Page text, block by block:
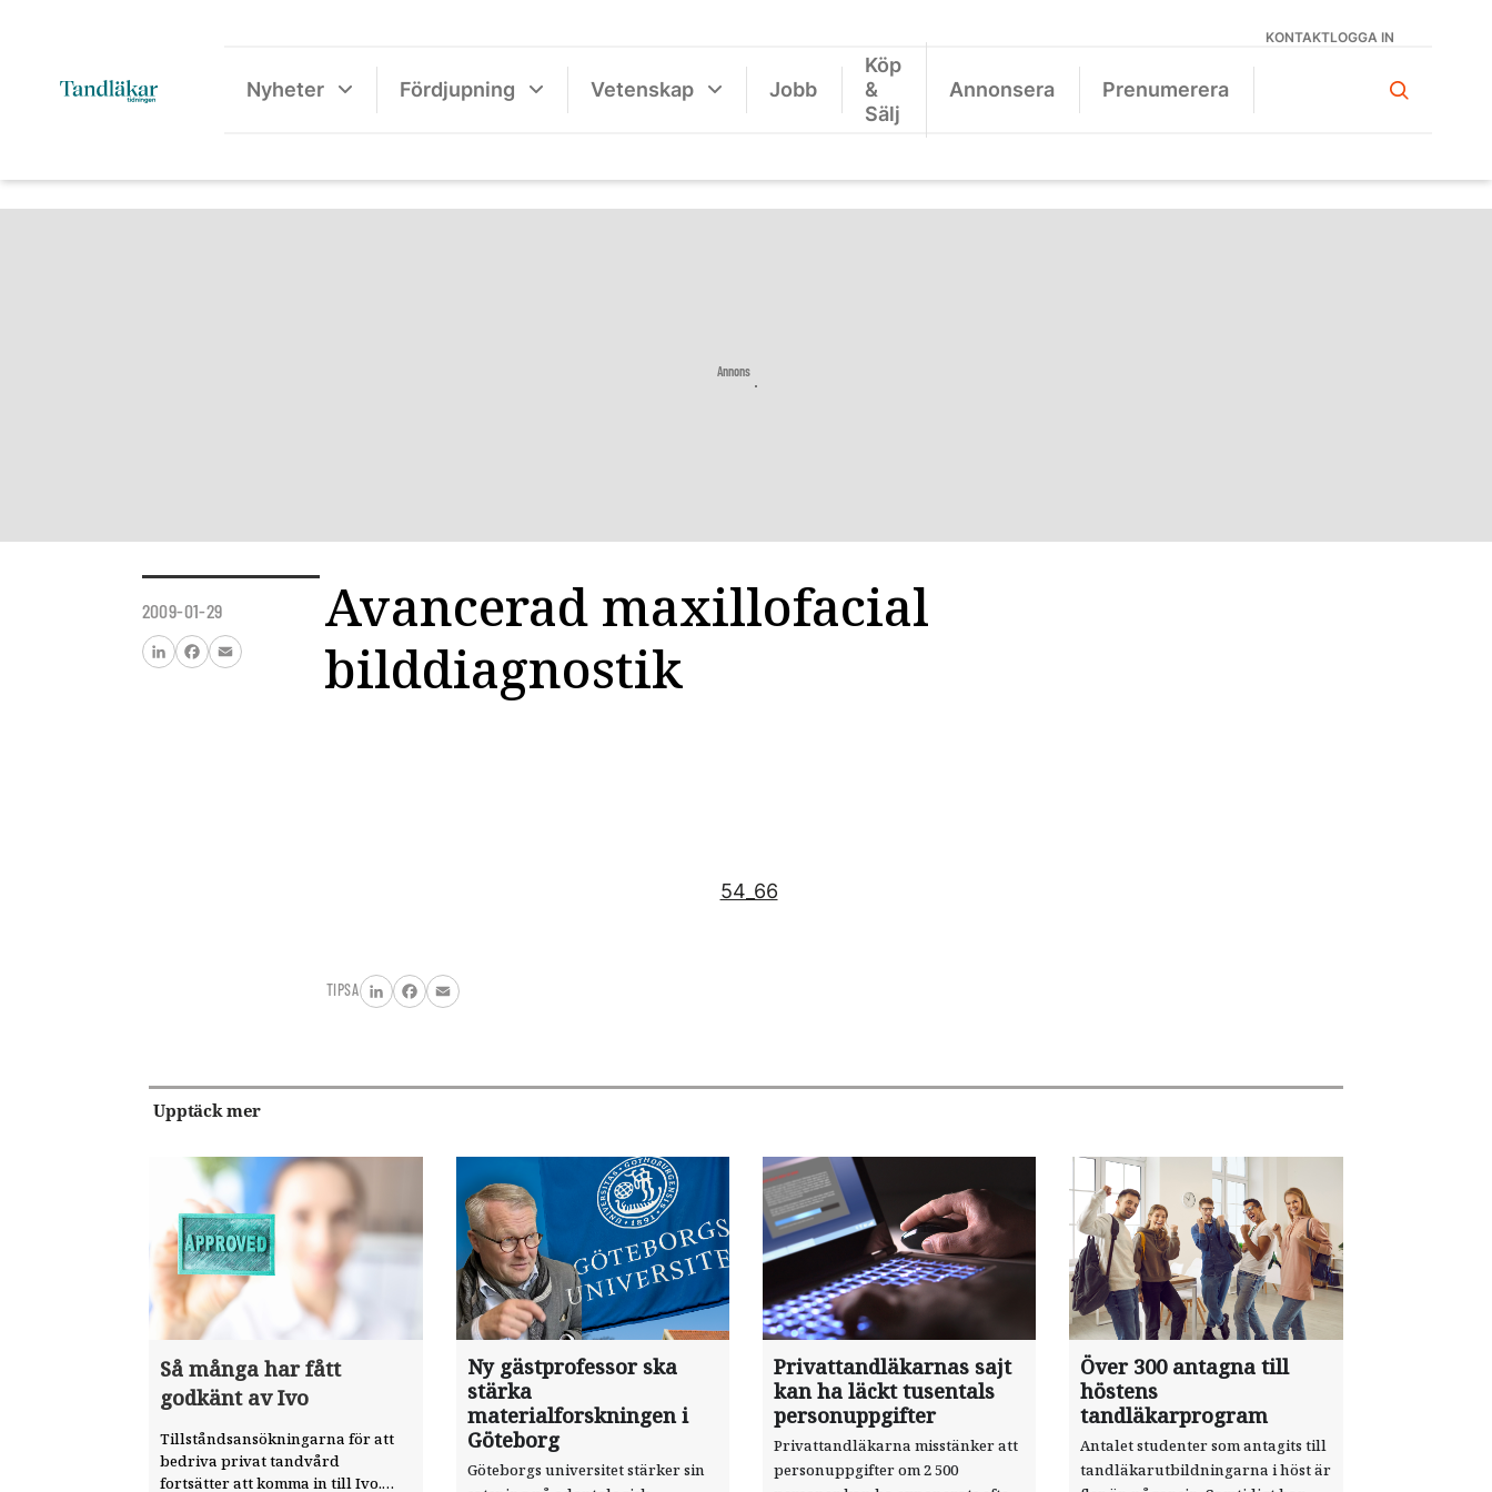
KONTAKTLOGGA IN
Nyheter Fördjupning Vetenskap Jobb
Köp
&
Sälj
Annonsera Prenumerera
Annons
2009-01-29
FacebookEmail
Avancerad maxillofacial
bilddiagnostik
54_66
TIPSA
LinkedInFacebook
Email
Upptäck mer
Så många har fått
godkänt av Ivo
Tillståndsansökningarna för att
bedriva privat tandvård
fortsätter att komma in till Ivo.
Ny gästprofessor ska
stärka
materialforskningen i
Göteborg
Göteborgs universitet stärker sin
Privattandläkarnas sajt
kan ha läckt tusentals
personuppgifter
Privattandläkarna misstänker att
personuppgifter om 2 500
Över 300 antagna till
höstens
tandläkarprogram
Antalet studenter som antagits till
tandläkarutbildningarna i höst är